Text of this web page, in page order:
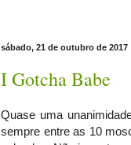
sábado, 21 de outubro de 2017
I Gotcha Babe
Quase uma
sempre entre as 10